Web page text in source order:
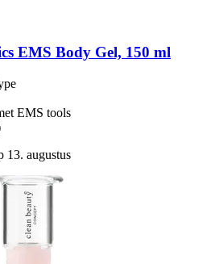
EMS Body Gel, 150 ml
EMS tools
13. augustus